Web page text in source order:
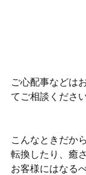
ご心配事などは
てご相談くださ
こんなときだか
転換したり、癒
お客様にはなる